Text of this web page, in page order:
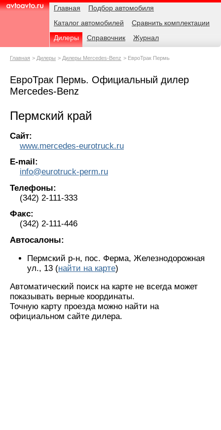
AvtoAvto.ru
Навигация Главная
Подбор автомобиля
Каталог автомобилей
Сравнить комплектации
Дилеры
Справочник Журнал
Родительские
Главная Дилеры Дилеры Mercedes-Benz ЕвроТрак Пермь
ЕвроТрак Пермь. Официальный дилер
Mercedes-Benz
Пермский край
Сайт:
www.mercedes-eurotruck.ru
E-mail:
info@eurotruck-perm.ru
Телефоны:
(342) 2-111-333
Факс:
(342) 2-111-446
Автосалоны:
Пермский р-н, пос. Ферма, Железнодорожная
ул., 13 (найти на карте)
Автоматический поиск на карте не всегда может
показывать верные координаты.
Точную карту проезда можно найти на
официальном сайте дилера.